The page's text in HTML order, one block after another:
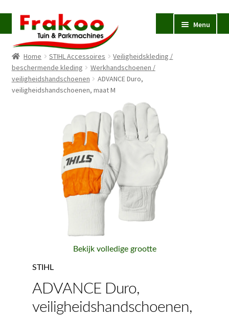
Ga
door
naar
navigatie
Ga
naar
de
inhoud
Menu
Homepage
Verkoop en Reparatie
Home STIHL Accessoires
Veiligheidskleding /
beschermende kleding
Werkhandschoenen /
veiligheidshandschoenen
ADVANCE Duro,
veiligheidshandschoenen, maat M
Bekijk volledige grootte
STIHL
ADVANCE Duro,
veiligheidshandschoenen,